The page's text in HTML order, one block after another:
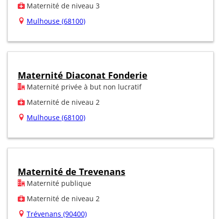
Maternité de niveau 3
Mulhouse (68100)
Maternité Diaconat Fonderie
Maternité privée à but non lucratif
Maternité de niveau 2
Mulhouse (68100)
Maternité de Trevenans
Maternité publique
Maternité de niveau 2
Trévenans (90400)